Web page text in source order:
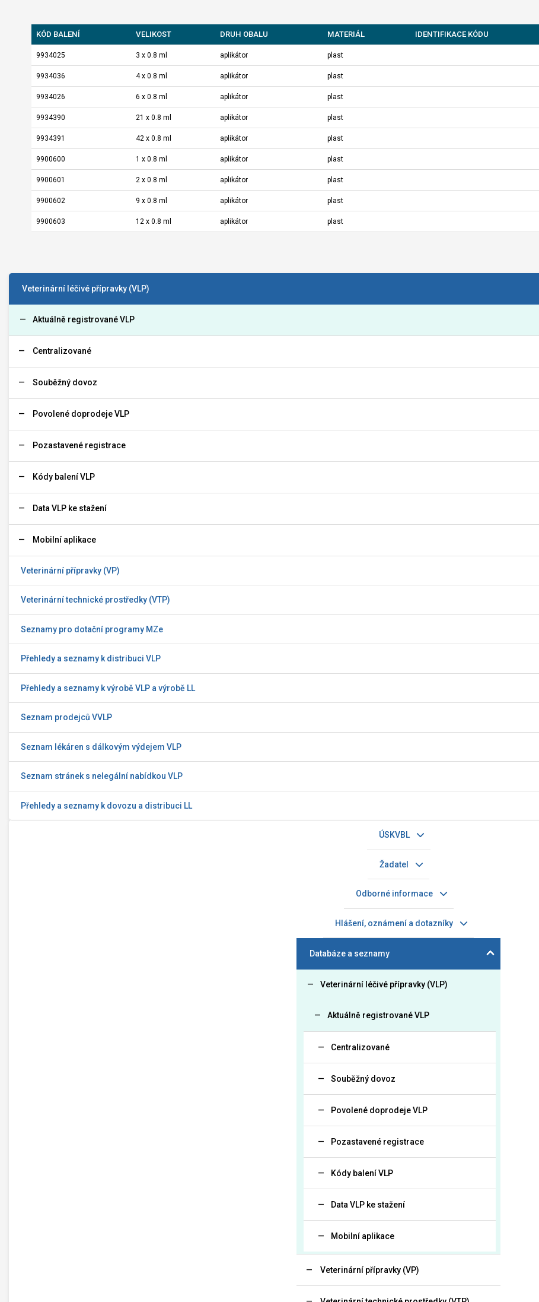
Veterinární léčivé přípravky (VLP)
Aktuálně registrované VLP
Centralizované
Souběžný dovoz
Povolené doprodeje VLP
Pozastavené registrace
Kódy balení VLP
Data VLP ke stažení
Mobilní aplikace
Veterinární přípravky (VP)
Veterinární technické prostředky (VTP)
Seznamy pro dotační programy MZe
Přehledy a seznamy k distribuci VLP
Přehledy a seznamy k výrobě VLP a výrobě LL
Seznam prodejců VVLP
Seznam lékáren s dálkovým výdejem VLP
Seznam stránek s nelegální nabídkou VLP
Přehledy a seznamy k dovozu a distribuci LL
ÚSKVBL
Žadatel
Odborné informace
Hlášení, oznámení a dotazníky
Databáze a seznamy
Veterinární léčivé přípravky (VLP)
Aktuálně registrované VLP
Centralizované
Souběžný dovoz
Povolené doprodeje VLP
Pozastavené registrace
Kódy balení VLP
Data VLP ke stažení
Mobilní aplikace
Veterinární přípravky (VP)
KÓD BALENÍ VELIKOST DRUH OBALU MATERIÁL IDENTIFIKACE KÓDU
9934025 3 x 0.8 ml aplikátor plast
9934036 4 x 0.8 ml aplikátor plast
9934026 6 x 0.8 ml aplikátor plast
9934390 21 x 0.8 ml aplikátor plast
9934391 42 x 0.8 ml aplikátor plast
9900600 1 x 0.8 ml aplikátor plast
9900601 2 x 0.8 ml aplikátor plast
9900602 9 x 0.8 ml aplikátor plast
9900603 12 x 0.8 ml aplikátor plast